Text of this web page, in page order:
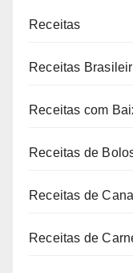
Receitas
Receitas
Receitas com
Receitas de
Receitas de
Receitas de